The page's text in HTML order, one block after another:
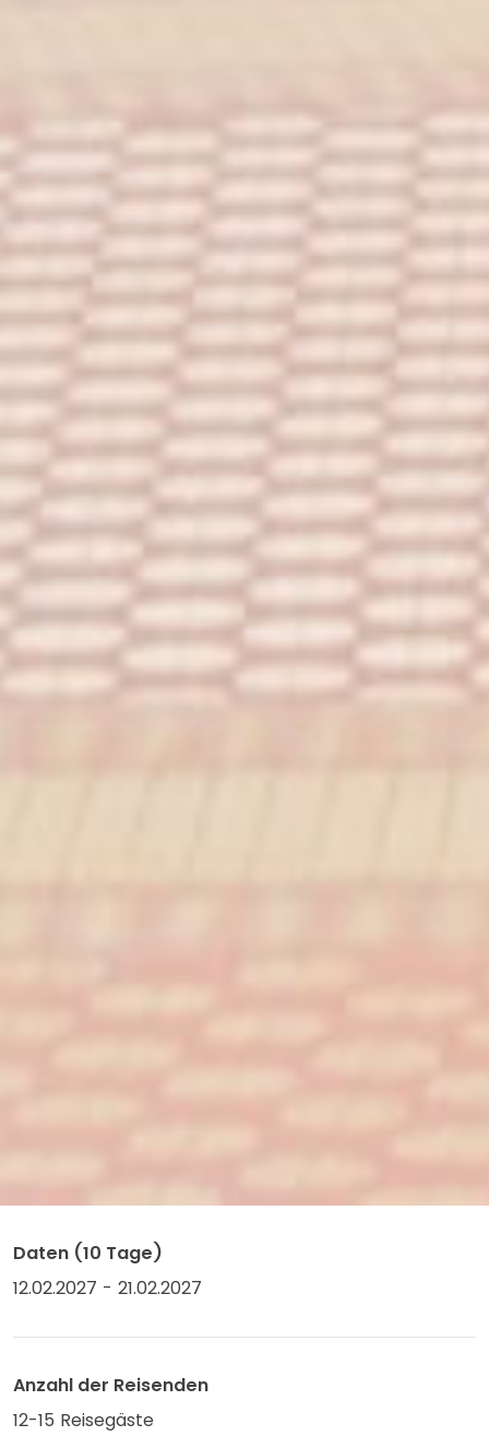
Daten (10 Tage)
12.02.2027 - 21.02.2027
Anzahl der Reisenden
12-15 Reisegäste